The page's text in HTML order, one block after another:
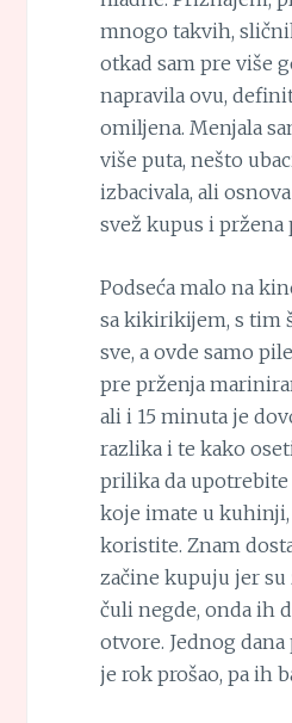
mnogo takvih,
otkad sam pre više
napravila ovu,
omiljena. Menjala
više puta, nešto
izbacivala, ali
svež kupus i pržena
Podseća malo na
sa kikirikijem, s tim
sve, a ovde samo
pre prženja
ali i 15 minuta je
razlika i te kako
prilika da upotrebite
koje imate u
koristite. Znam
začine kupuju jer
čuli negde, onda ih
otvore. Jednog
je rok prošao, pa ih